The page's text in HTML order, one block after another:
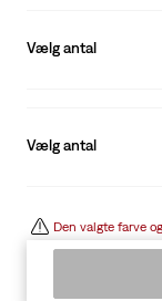
Vælg antal
Vælg antal
Den valgte farve